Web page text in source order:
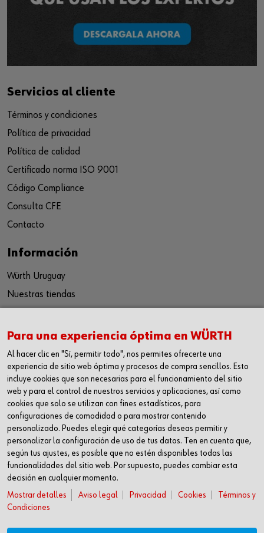
Servicios al cliente
Términos y condiciones
Política de privacidad
Política de calidad
Certificado norma ISO 9001
Código Compliance
Consulta CFE
Contacto
Información
Würth Uruguay
Nuestras tiendas
Instagram
Youtube
LinkedIn
Contacto
Würth del Uruguay, Ruta 101 Km. 27.700
Departamento de Canelones, Uruguay
+598 2288 0000
Para una experiencia óptima en WÜRTH
Al hacer clic en "Sí, permitir todo", nos permites ofrecerte una
experiencia de sitio web óptima y procesos de compra sencillos. Esto
incluye cookies que son necesarias para el funcionamiento del sitio
web y para el control de nuestros servicios y aplicaciones, así como
cookies que solo se utilizan con fines estadísticos, para
configuraciones de comodidad o para mostrar contenido
personalizado. Puedes elegir qué categorías deseas permitir y
personalizar la configuración de uso de tus datos. Ten en cuenta que,
según tus ajustes, es posible que no estén disponibles todas las
funcionalidades del sitio web. Por supuesto, puedes cambiar esta
decisión en cualquier momento.
Mostrar detalles
Aviso legal Privacidad Cookies
Términos y
Condiciones